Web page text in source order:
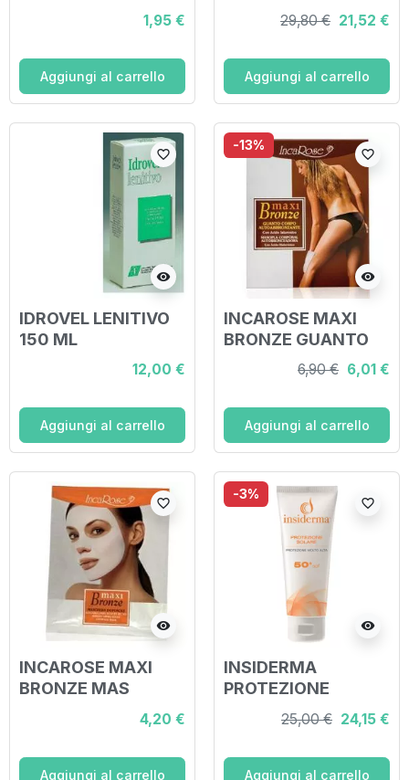
1,95 €
Aggiungi al carrello
29,80 € 21,52 €
Aggiungi al carrello
visibility
favorite_border
IDROVEL LENITIVO
150 ML
12,00 €
Aggiungi al carrello
-13%
visibility
favorite_border
INCAROSE MAXI
BRONZE GUANTO
6,90 € 6,01 €
Aggiungi al carrello
visibility
favorite_border
INCAROSE MAXI
BRONZE MAS
4,20 €
Aggiungi al carrello
-3%
visibility
favorite_border
INSIDERMA
PROTEZIONE
SOLARE SPF 50+
100 ML
25,00 € 24,15 €
Aggiungi al carrello